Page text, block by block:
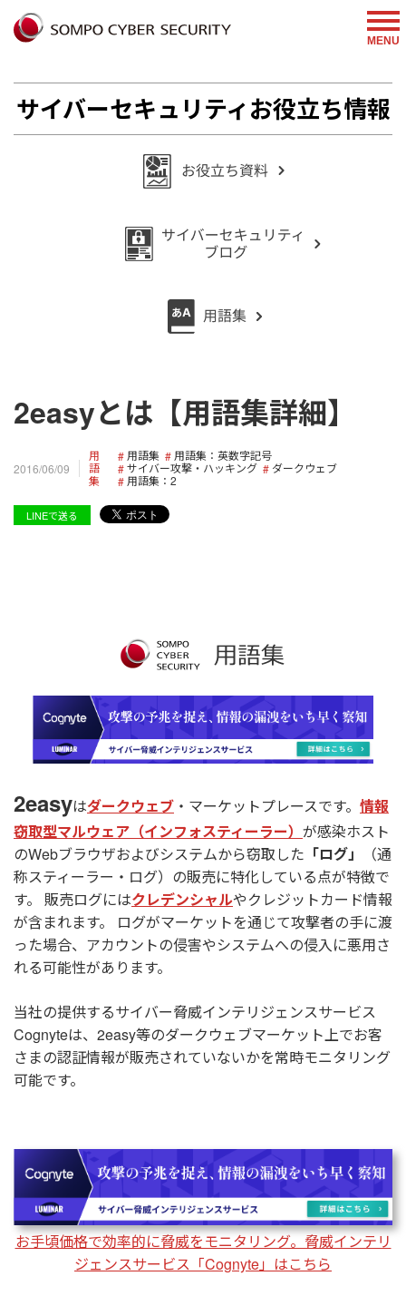
MENU
サイバーセキュリティお役立ち情報
2easyとは【用語集詳細】
2016/06/09
用
語
集
用語集
用語集：英数字記号
サイバー攻撃・ハッキング
ダークウェブ
用語集：2
LINEで送る
2easyはダークウェブ ・マーケットプレースです。 情報
窃取型マルウェア（インフォスティーラー） が感染ホスト
のWebブラウザおよびシステムから窃取した 「ログ」
（通
称スティーラー・ログ）の販売に特化している点が特徴で
す。 販売ログにはクレデンシャルやクレジットカード情報
が含まれます。 ログがマーケットを通じて攻撃者の手に渡
った場合、アカウントの侵害やシステムへの侵入に悪用さ
れる可能性があります。
当社の提供するサイバー脅威インテリジェンスサービス
Cognyteは、2easy等のダークウェブマーケット上でお客
さまの認証情報が販売されていないかを常時モニタリング
可能です。
お手頃価格で効率的に脅威をモニタリング。脅威インテリ
ジェンスサービス「Cognyte」はこちら